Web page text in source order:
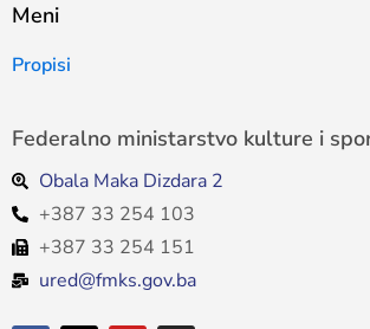
Meni
Propisi
Federalno ministarstvo kulture i
Obala Maka Dizdara 2
+387 33 254 103
+387 33 254 151
ured@fmks.gov.ba